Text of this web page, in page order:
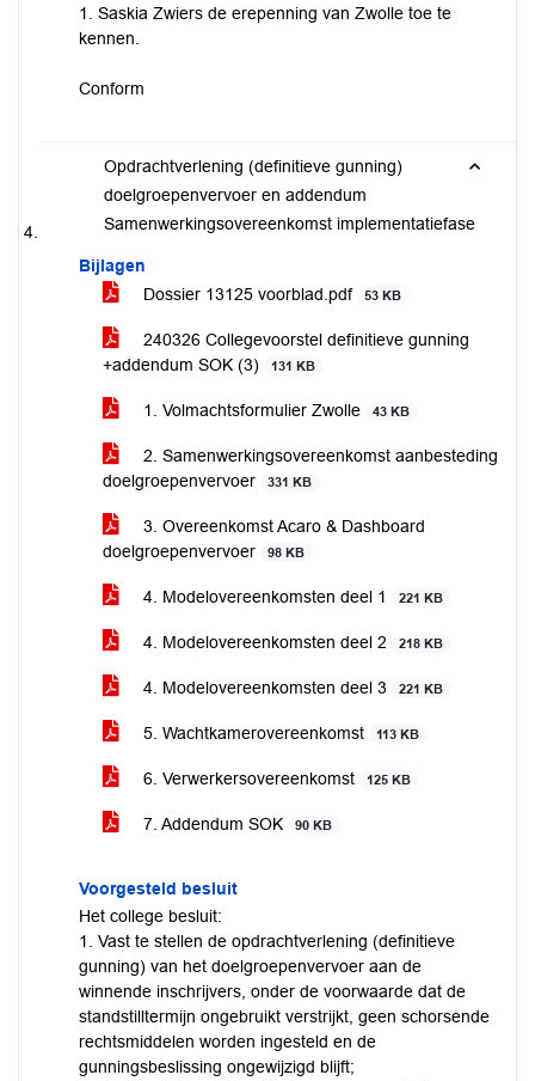
1. Saskia Zwiers de erepenning van Zwolle toe te
kennen.
Conform
Opdrachtverlening (definitieve gunning)
doelgroepenvervoer en addendum
Samenwerkingsovereenkomst implementatiefase
Bijlagen
Dossier 13125 voorblad.pdf
53 KB
240326 Collegevoorstel definitieve gunning
+addendum SOK (3)
131 KB
1. Volmachtsformulier Zwolle 43 KB
2. Samenwerkingsovereenkomst aanbesteding
doelgroepenvervoer
331 KB
3. Overeenkomst Acaro & Dashboard
doelgroepenvervoer
98 KB
4. Modelovereenkomsten deel 1 221 KB
4. Modelovereenkomsten deel 2 218 KB
4. Modelovereenkomsten deel 3 221 KB
5. Wachtkamerovereenkomst 113 KB
6. Verwerkersovereenkomst 125 KB
7. Addendum SOK 90 KB
Voorgesteld besluit
Het college besluit:
1. Vast te stellen de opdrachtverlening (definitieve
gunning) van het doelgroepenvervoer aan de
winnende inschrijvers, onder de voorwaarde dat de
standstilltermijn ongebruikt verstrijkt, geen schorsende
rechtsmiddelen worden ingesteld en de
gunningsbeslissing ongewijzigd blijft;